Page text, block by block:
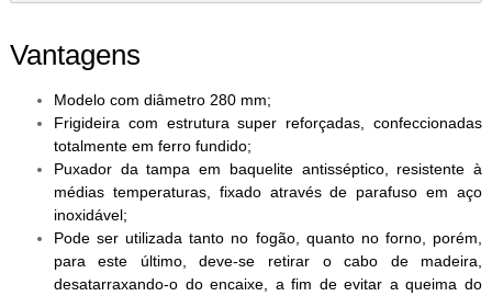
Vantagens
Modelo com diâmetro 280 mm;
Frigideira com estrutura super reforçadas, confeccionadas
totalmente em ferro fundido;
Puxador da tampa em baquelite antisséptico, resistente à
médias temperaturas, fixado através de parafuso em aço
inoxidável;
Pode ser utilizada tanto no fogão, quanto no forno, porém,
para este último, deve-se retirar o cabo de madeira,
desatarraxando-o do encaixe, a fim de evitar a queima do